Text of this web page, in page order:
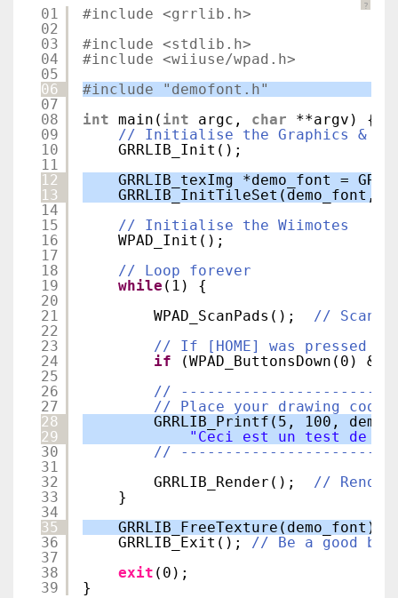
?
01
02
03
04
05
06
07
08
09
10
11
12
13
14
15
16
17
18
19
20
21
22
23
24
25
26
27
28
29
30
31
32
33
34
35
36
37
38
39
#include <grrlib.h>
#include <stdlib.h>
#include <wiiuse/wpad.h>
#include "demofont.h"
int main( int argc, char
**argv) {
// Initialise the Graphics &
GRRLIB_Init();
GRRLIB_texImg *demo_font =
GRRLIB_InitTileSet(demo_font,
// Initialise the Wiimotes
WPAD_Init();
// Loop forever
while (1) {
WPAD_ScanPads(); // Scan
// If [HOME] was pressed
if
(WPAD_ButtonsDown(0) &
//
// Place your drawing code
GRRLIB_Printf(5, 100,
"Ceci est un test de
//
GRRLIB_Render(); //
}
GRRLIB_FreeTexture(demo_font);
GRRLIB_Exit(); // Be a good
exit (0);
}